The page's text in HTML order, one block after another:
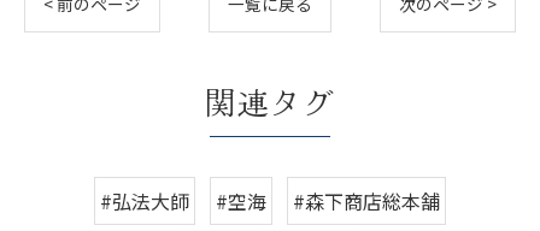
関連タグ
#弘法大師 #空海
#森下商店総本舗